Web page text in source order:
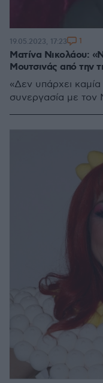
Ματίνα Νικολάου:
Μουτσινάς από την
«Δεν υπάρχει
συνεργασία με
19.05.2023, 17:23 1